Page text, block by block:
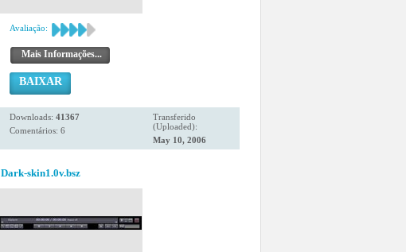
Avaliação:
Mais Informações...
BAIXAR
Downloads: 41367
Comentários: 6
Transferido
(Uploaded):
May 10, 2006
Dark-skin1.0v.bsz